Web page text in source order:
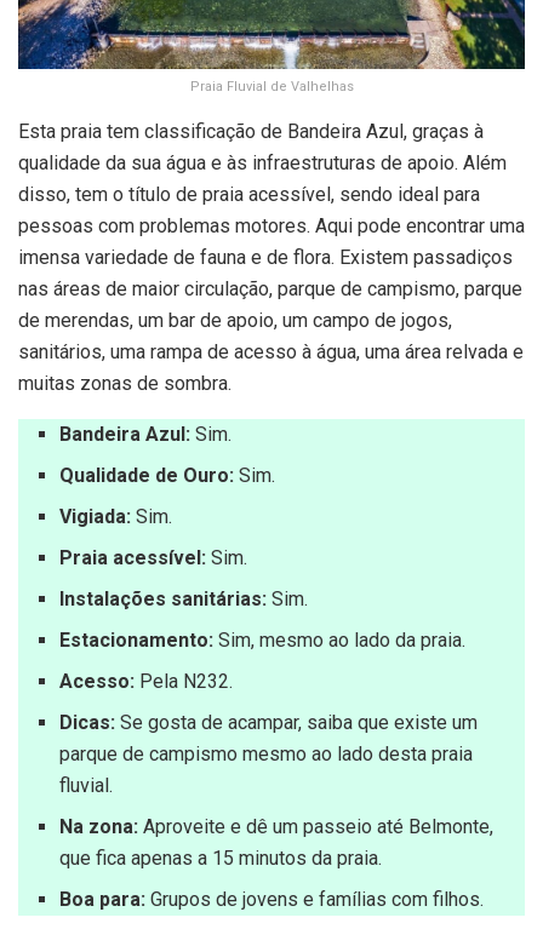
Praia Fluvial de Valhelhas
Esta praia tem classificação de Bandeira Azul, graças à
qualidade da sua água e às infraestruturas de apoio. Além
disso, tem o título de praia acessível, sendo ideal para
pessoas com problemas motores. Aqui pode encontrar uma
imensa variedade de fauna e de flora. Existem passadiços
nas áreas de maior circulação, parque de campismo, parque
de merendas, um bar de apoio, um campo de jogos,
sanitários, uma rampa de acesso à água, uma área relvada e
muitas zonas de sombra.
Bandeira Azul:Sim.
Qualidade de Ouro:Sim.
Vigiada: Sim.
Praia acessível: Sim.
Instalações sanitárias:Sim.
Estacionamento: Sim, mesmo ao lado da praia.
Acesso: Pela N232.
Dicas: Se gosta de acampar, saiba que existe um
parque de campismo mesmo ao lado desta praia
fluvial.
Na zona: Aproveite e dê um passeio até Belmonte,
que fica apenas a 15 minutos da praia.
Boa para: Grupos de jovens e famílias com filhos.